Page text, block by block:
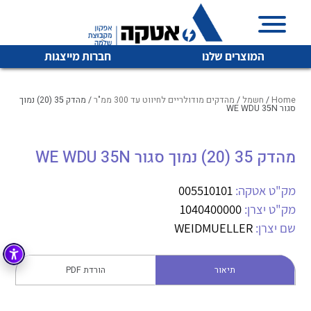
המוצרים שלנו חברות מייצגות
איכות | שרות | זמינות
והפצה של מוצרי
מיתוג, בקרה , ואינסטלציה חשמלית ופעילה ב7 תחומים:
חשמל מיתוג ואינסטלציה חשמלית
בקרה
זיווד
לכל מוצרי היצרן לכל מוצרי היצרן
לכל מוצרי היצרן לכל מוצרי היצרן
Home
/ חשמל / מהדקים מודולריים לחיווט עד 300 ממ"ר / מהדק 35 (20) נמוך
סגור WE WDU 35N
מהדק 35 (20) נמוך סגור WE WDU 35N
מק"ט אטקה: 005510101
מק"ט יצרן: 1040400000
שם יצרן: WEIDMUELLER
תיאור הורדת PDF